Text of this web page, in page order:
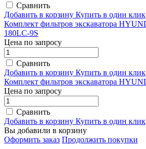
Сравнить
Добавить в корзину Купить в один клик
Комплект фильтров экскаватора
180LC-9S
Цена по запросу
Сравнить
Добавить в корзину Купить в один клик
Комплект фильтров экскаватора
Цена по запросу
Сравнить
Добавить в корзину Купить в один клик
Вы добавили в корзину
Оформить заказ Продолжить покупки